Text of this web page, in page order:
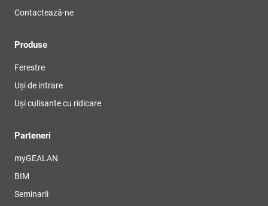
Contactează-ne
Produse
Ferestre
Uși de intrare
Uși culisante cu ridicare
Parteneri
myGEALAN
BIM
Seminarii